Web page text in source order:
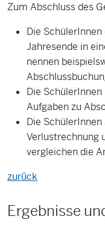
Zum Abschluss des
Die
Jahresende in
nennen
Die
Aufgaben zu
Die
Verlustrechnung
vergleichen die
zurück
Ergebnisse